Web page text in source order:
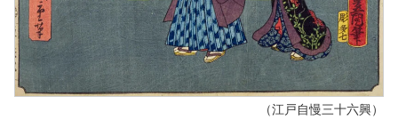
（江戸自慢三十六興）